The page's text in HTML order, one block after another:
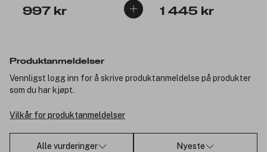
997 kr 1 445 kr
Produktanmeldelser
Vennligst logg inn for å skrive produktanmeldelse på produkter
som du har kjøpt.
Vilkår for produktanmeldelser
Alle vurderinger Nyeste